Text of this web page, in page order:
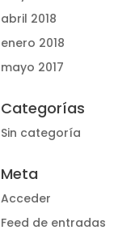
abril 2018
enero 2018
mayo 2017
Categorías
Sin categoría
Meta
Acceder
Feed de entradas